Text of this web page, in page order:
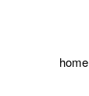
home